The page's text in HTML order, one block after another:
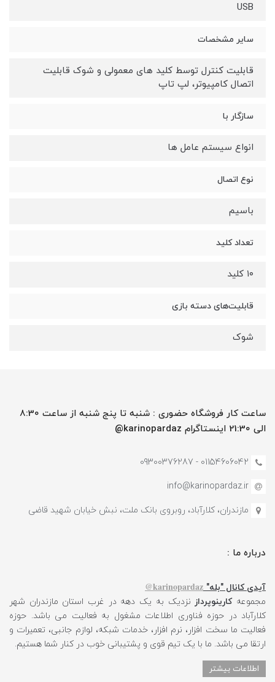
USB
سایر مشخصات
قابلیت کنترل توسط کلید های معمولی و شوک قابلیت
اتصال کامپیوتر، لپ تاپ
سازگار با
انواع سیستم عامل ها
نوع اتصال
باسیم
تعداد کلید
۱۰ کلید
قابلیت‌های دسته بازی
شوک
ساعت کار فروشگاه حضوری : شنبه تا پنج شنبه از ساعت 8:30
الی 21:30 اینستاگرام karinopardaz@
01154606042 - 09300376287
info@karinopardaz.ir
مازندران، کلارآباد، روبروی بانک ملت، نبش خیابان شهید قاضی
درباره ما :
آیدی کانال "بله" karinopardaz@
مجموعهکارینوپرداز نزدیک به یک دهه در غرب استان مازندران شهر
کلارآباد در حوزه فناوری اطلاعات مشغول به فعالیت می باشد. حوزه
فعالیت ما سخت افزار، نرم افزار، خدمات شبکه، لوازم جانبی، تعمیرات و
ارتقا می باشد. ما با یک تیم قوی و پشتیبانی خوب در کنار شما هستیم.
اطلاعات بیشتر